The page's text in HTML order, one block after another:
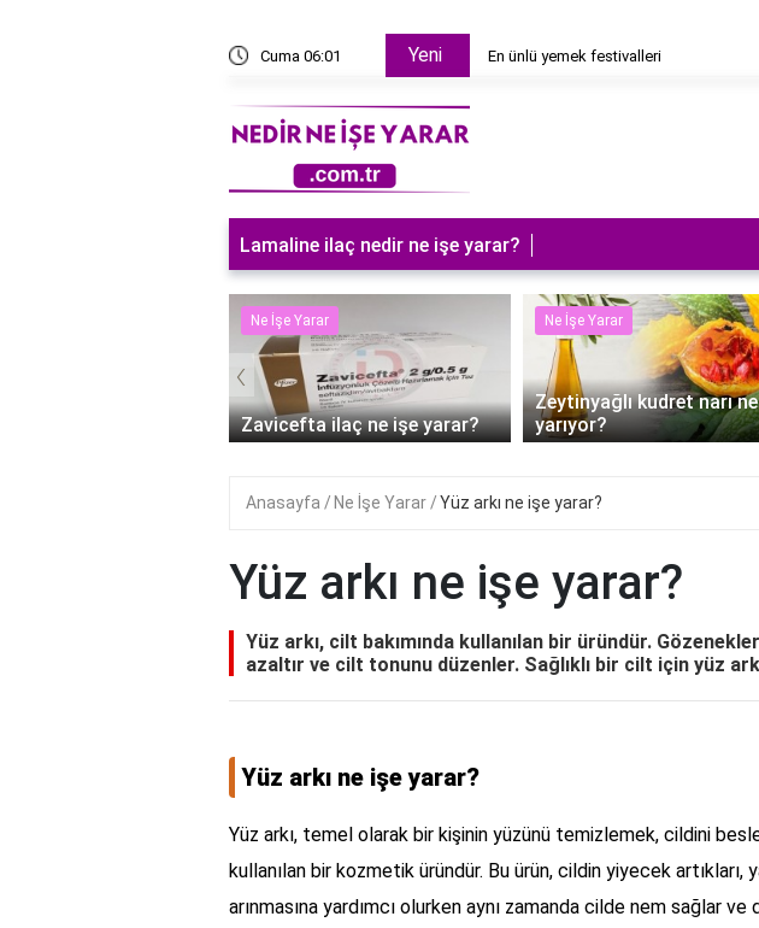
Cuma 06:01 Yeni En ünlü yemek festivalleri
Lamaline ilaç nedir ne işe yarar?
Ne İşe Yarar
Zavicefta ilaç ne işe yarar?
Ne İşe Yarar
Zeytinyağlı kudret narı
yarıyor?
‹
Anasayfa Ne İşe Yarar Yüz arkı ne işe yarar?
Yüz arkı ne işe yarar?
Yüz arkı, cilt bakımında kullanılan bir üründür.
azaltır ve cilt tonunu düzenler. Sağlıklı bir cilt için yüz
Yüz arkı ne işe yarar?
Yüz arkı, temel olarak bir kişinin yüzünü temizlemek, cildini
kullanılan bir kozmetik üründür. Bu ürün, cildin yiyecek artıkları,
arınmasına yardımcı olurken aynı zamanda cilde nem sağlar ve